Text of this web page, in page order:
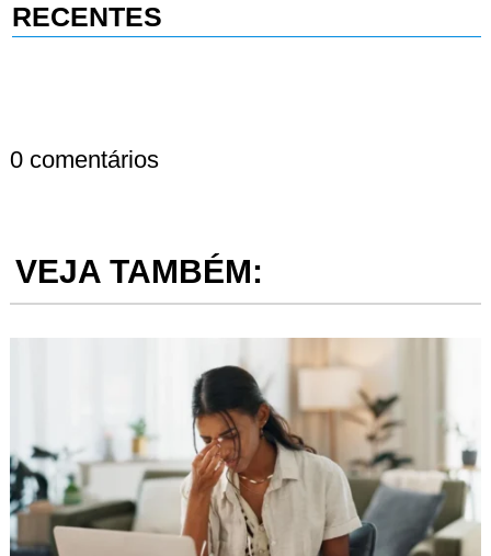
RECENTES
0 comentários
VEJA TAMBÉM: